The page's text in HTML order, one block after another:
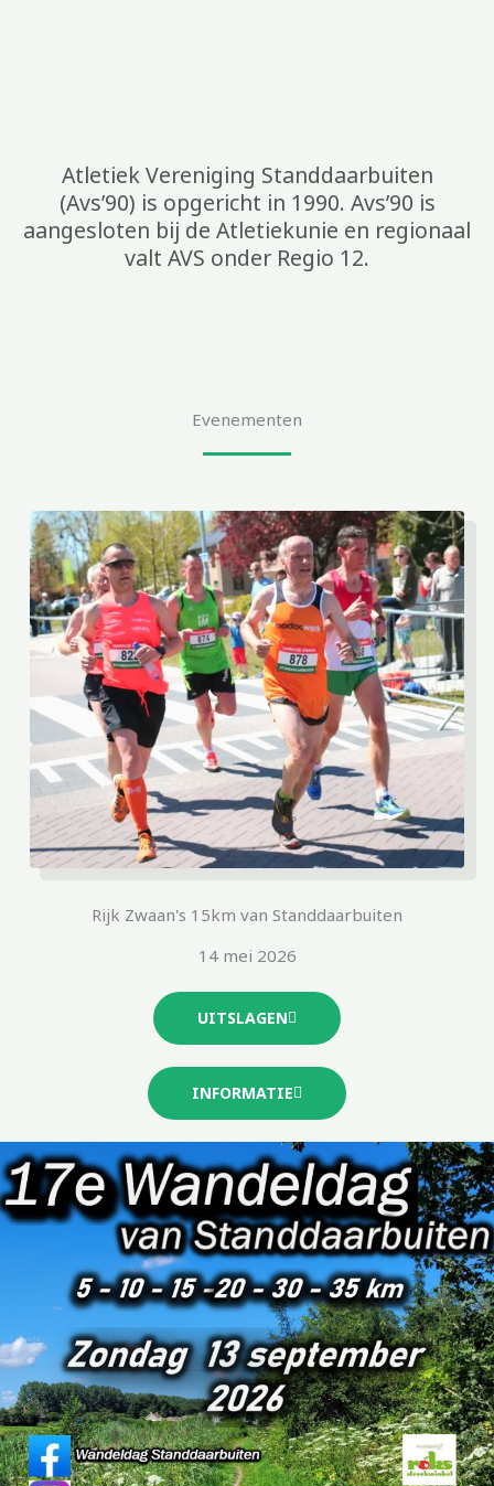
Atletiek Vereniging Standdaarbuiten
(Avs’90) is opgericht in 1990. Avs’90 is
aangesloten bij de Atletiekunie en regionaal
valt AVS onder Regio 12.
Evenementen
Rijk Zwaan's 15km van Standdaarbuiten
14 mei 2026
UITSLAGEN
INFORMATIE